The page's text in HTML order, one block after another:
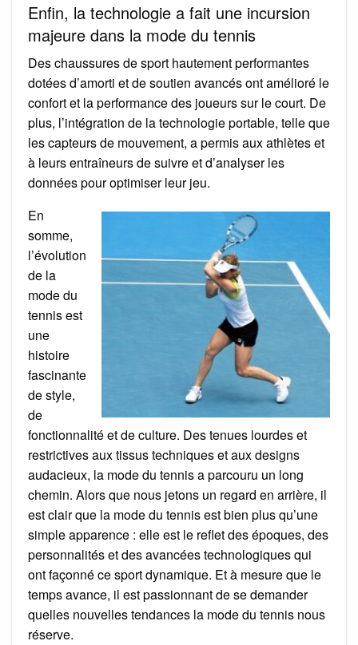
Enfin, la technologie a fait une incursion
majeure dans la mode du tennis
Des chaussures de sport hautement performantes
dotées d’amorti et de soutien avancés ont amélioré le
confort et la performance des joueurs sur le court. De
plus, l’intégration de la technologie portable, telle que
les capteurs de mouvement, a permis aux athlètes et
à leurs entraîneurs de suivre et d’analyser les
données pour optimiser leur jeu.
En
somme,
l’évolution
de la
mode du
tennis est
une
histoire
fascinante
de style,
de
fonctionnalité et de culture. Des tenues lourdes et
restrictives aux tissus techniques et aux designs
audacieux, la mode du tennis a parcouru un long
chemin. Alors que nous jetons un regard en arrière, il
est clair que la mode du tennis est bien plus qu’une
simple apparence : elle est le reflet des époques, des
personnalités et des avancées technologiques qui
ont façonné ce sport dynamique. Et à mesure que le
temps avance, il est passionnant de se demander
quelles nouvelles tendances la mode du tennis nous
réserve.